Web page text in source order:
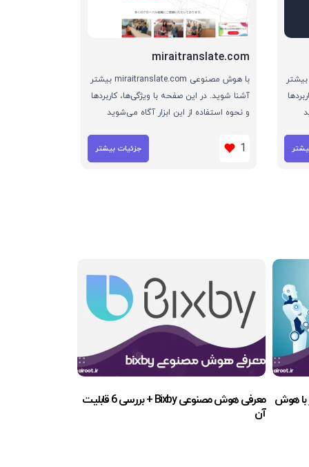
با هوش مصنوعی AI Code Translator بیشتر
miraitranslate.com
با هوش مصنوعی miraitranslate.com بیشتر
آشنا شوید. در این صفحه با ویژگی‌ها، کاربردها
و نحوه استفاده از این ابزار آگاه می‌شوید
1 جزئیات بیشتر
معرفی هوش مصنوعی Bixby + بررسی 6 قابلیت
آن